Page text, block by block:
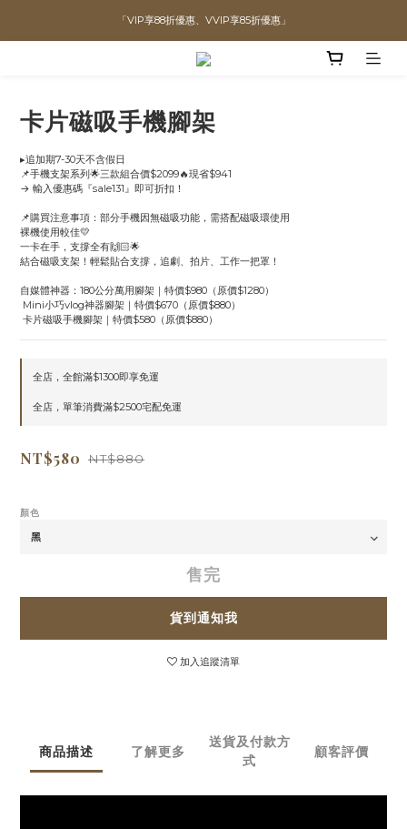
直播喊單享更優惠價格！！
全館滿$1300即可享「免運」♡♡
卡片磁吸手機腳架
▸追加期7-30天不含假日
📌手機支架系列🌟三款組合價$2099🔥現省$941
→ 輸入優惠碼『sale131』即可折扣！
📌購買注意事項：部分手機因無磁吸功能，需搭配磁吸環使用
裸機使用較佳💛
一卡在手，支撐全有🙌🏻🌟
結合磁吸支架！輕鬆貼合支撐，追劇、拍片、工作一把罩！
自媒體神器：180公分萬用腳架｜特價$980（原價$1280）
Mini小巧vlog神器腳架｜特價$670（原價$880）
卡片磁吸手機腳架｜特價$580（原價$880）
全店，全館滿$1300即享免運
全店，單筆消費滿$2500宅配免運
NT$580 NT$880
顏色
售完
貨到通知我
加入追蹤清單
商品描述 了解更多
送貨及付款方
式
顧客評價